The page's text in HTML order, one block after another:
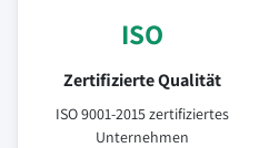
ISO
Zertifizierte Qualität
ISO 9001-2015 zertifiziertes
Unternehmen